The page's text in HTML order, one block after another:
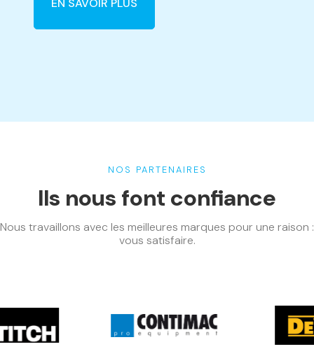
EN SAVOIR PLUS
NOS PARTENAIRES
Ils nous font confiance
Nous travaillons avec les meilleures marques pour une raison :
vous satisfaire.